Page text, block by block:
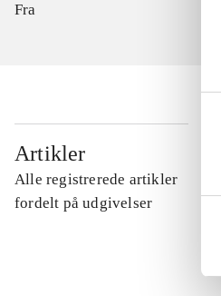
Fra
Artikler
Alle registrerede artikler
fordelt på udgivelser